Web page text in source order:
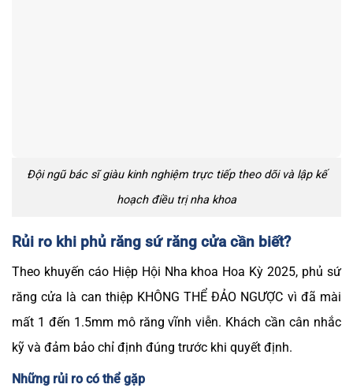
Đội ngũ bác sĩ giàu kinh nghiệm trực tiếp theo dõi và lập kế
hoạch điều trị nha khoa
Rủi ro khi phủ răng sứ răng cửa cần biết?
Theo khuyến cáo Hiệp Hội Nha khoa Hoa Kỳ 2025, phủ sứ
răng cửa là can thiệp KHÔNG THỂ ĐẢO NGƯỢC vì đã mài
mất 1 đến 1.5mm mô răng vĩnh viễn. Khách cần cân nhắc
kỹ và đảm bảo chỉ định đúng trước khi quyết định.
Những rủi ro có thể gặp